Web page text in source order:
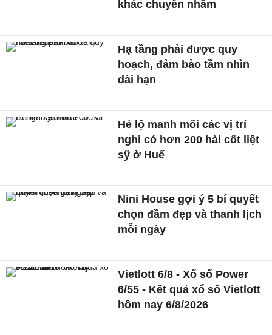
khác chuyển nhầm
Hạ tầng phải được quy
hoạch, đảm bảo tầm nhìn
dài hạn
Hé lộ manh mối các vị trí
nghi có hơn 200 hài cốt liệt
sỹ ở Huế
Nini House gợi ý 5 bí quyết
chọn đầm đẹp và thanh lịch
mỗi ngày
Vietlott 6/8 - Xổ số Power
6/55 - Kết quả xổ số Vietlott
hôm nay 6/8/2026